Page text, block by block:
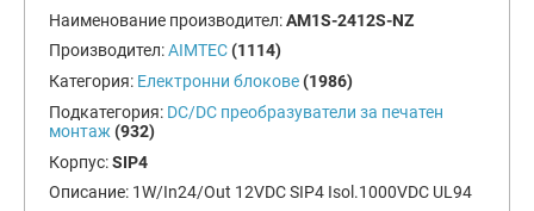
Наименование производител:AM1S-2412S-NZ
Производител:AIMTEC (1114)
Категория: Електронни блокове (1986)
Подкатегория: DC/DC преобразуватели за печатен
монтаж (932)
Корпус:SIP4
Описание: 1W/In24/Out 12VDC SIP4 Isol.1000VDC UL94